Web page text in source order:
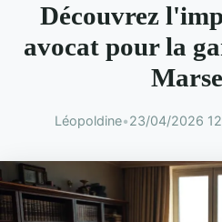
Découvrez
avocat pour la
Léopoldine•23/04/2026